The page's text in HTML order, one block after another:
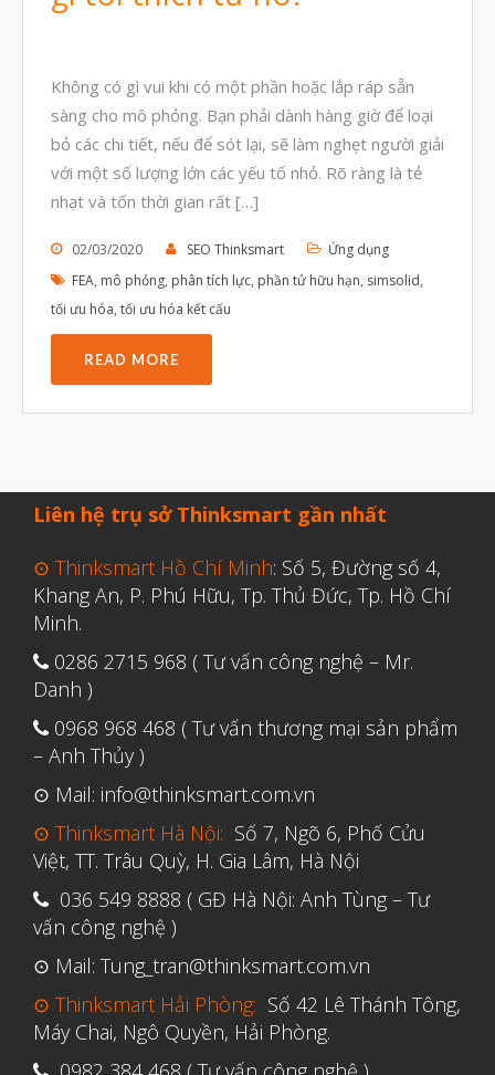
Tháng Năm 2022
Tháng Tư 2022
Tháng Ba 2022
Tháng Một 2022
Tháng Mười Hai 2021
Tháng Sáu 2021
Tháng Tư 2021
Tháng Một 2021
Tháng Mười Một 2020
Tháng Tám 2020
Tháng Bảy 2020
Tháng Năm 2020
Tháng Tư 2020
Tháng Ba 2020
Không có gì vui khi có một phần hoặc lắp ráp sẵn
sàng cho mô phỏng. Bạn phải dành hàng giờ để loại
bỏ các chi tiết, nếu để sót lại, sẽ làm nghẹt người giải
với một số lượng lớn các yếu tố nhỏ. Rõ ràng là tẻ
nhạt và tốn thời gian rất […]
02/03/2020 SEO Thinksmart
Ứng dụng
FEA, mô phỏng, phân tích lực, phần tử hữu hạn, simsolid,
tối ưu hóa, tối ưu hóa kết cấu
READ MORE
Liên hệ trụ sở Thinksmart gần nhất
⊙ Thinksmart Hồ Chí Minh: Số 5, Đường số 4,
Khang An, P. Phú Hữu, Tp. Thủ Đức, Tp. Hồ Chí
Minh.
0286 2715 968 ( Tư vấn công nghệ – Mr.
Danh )
0968 968 468 ( Tư vấn thương mại sản phẩm
– Anh Thủy )
⊙ Mail: info@thinksmart.com.vn
⊙ Thinksmart Hà Nội: Số 7, Ngõ 6, Phố Cửu
Việt, TT. Trâu Quỳ, H. Gia Lâm, Hà Nội
036 549 8888 ( GĐ Hà Nội: Anh Tùng – Tư
vấn công nghệ )
⊙ Mail: Tung_tran@thinksmart.com.vn
⊙ Thinksmart Hải Phòng: Số 42 Lê Thánh Tông,
Máy Chai, Ngô Quyền, Hải Phòng.